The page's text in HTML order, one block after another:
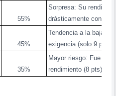
55%
Sorpresa: Su
drásticamente contra
45%
Tendencia a la baja en
exigencia (solo 9 pts
35%
Mayor riesgo: Fue el
rendimiento (8 pts)